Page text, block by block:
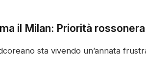
il Milan: Priorità rossonera
sta vivendo un’annata